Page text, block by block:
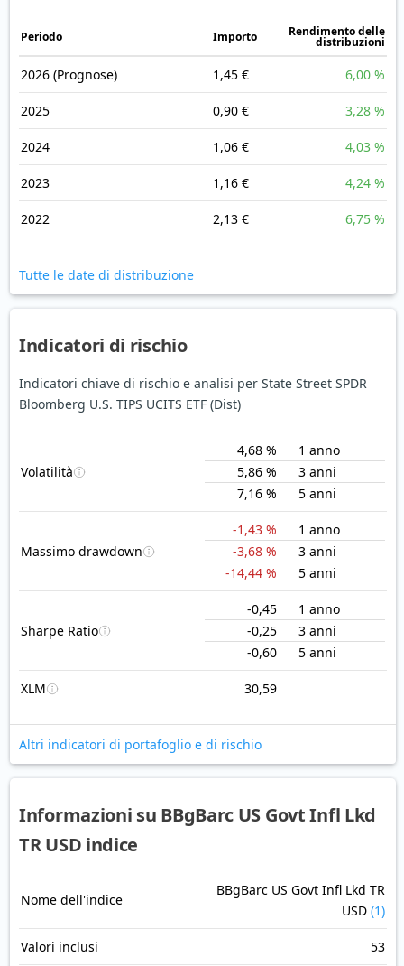
Periodo Importo Rendimento delle
distribuzioni
2026 (Prognose) 1,45 € 6,00 %
2025 0,90 € 3,28 %
2024 1,06 € 4,03 %
2023 1,16 € 4,24 %
2022 2,13 € 6,75 %
Tutte le date di distribuzione
Indicatori di rischio
Indicatori chiave di rischio e analisi per State Street SPDR
Bloomberg U.S. TIPS UCITS ETF (Dist)
Volatilità
4,68 %
1 anno
5,86 %
3 anni
7,16 %
5 anni
Massimo drawdown
-1,43 %
1 anno
-3,68 %
3 anni
-14,44 %
5 anni
Sharpe Ratio
-0,45
1 anno
-0,25
3 anni
-0,60
5 anni
XLM 30,59
Altri indicatori di portafoglio e di rischio
Informazioni su BBgBarc US Govt Infl Lkd
TR USD indice
Nome dell'indice
BBgBarc US Govt Infl Lkd TR
USD (1)
Valori inclusi 53